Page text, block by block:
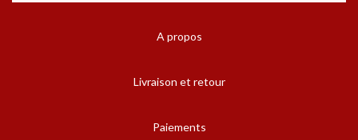
A propos
Livraison et retour
Paiements